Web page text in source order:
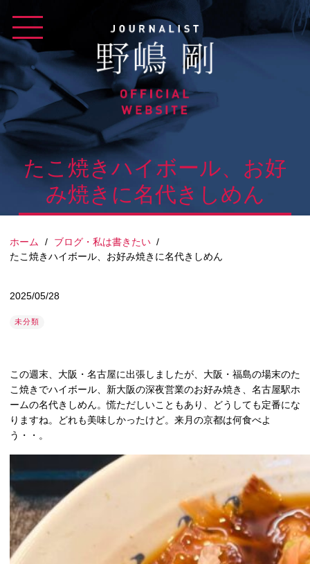
content
たこ焼きハイボール、お好
み焼きに名代きしめん
ホーム / ブログ・私は書きたい /
たこ焼きハイボール、お好み焼きに名代きしめん
2025/05/28
未分類
この週末、大阪・名古屋に出張しましたが、大阪・福島の場末のた
こ焼きでハイボール、新大阪の深夜営業のお好み焼き、名古屋駅ホ
ームの名代きしめん。慌ただしいこともあり、どうしても定番にな
りますね。どれも美味しかったけど。来月の京都は何食べよ
う・・。